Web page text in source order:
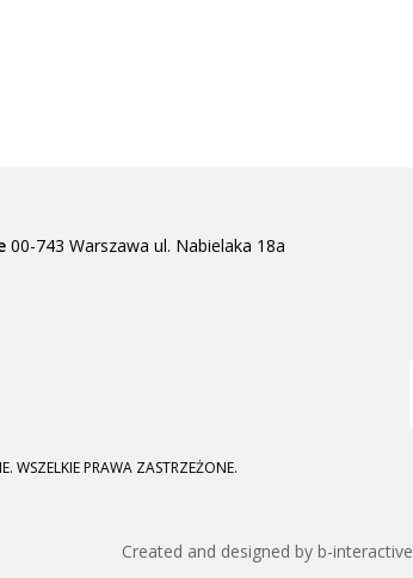
00-743 Warszawa ul. Nabielaka 18a
WSZELKIE PRAWA ZASTRZEŻONE.
Created and designed by b-interactive